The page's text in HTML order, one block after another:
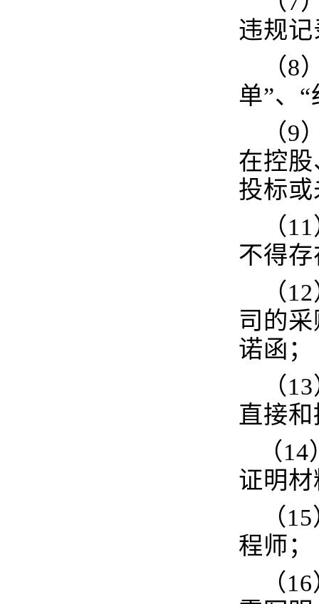
违规
（
单”、
（
在控
投标
（
不得
（
司的
诺函；
（
直接
（
证明
（
程师；
（